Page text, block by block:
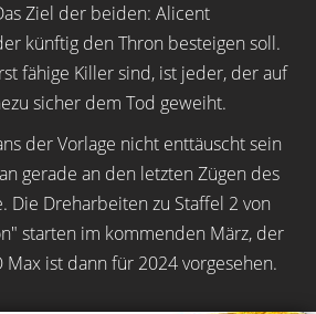
Ziel der beiden: Alicent
künftig den Thron besteigen soll.
fähige Killer sind, ist jeder, der auf
sicher dem Tod geweiht.
der Vorlage nicht enttäuscht sein
gerade an den letzten Zügen des
Die Dreharbeiten zu Staffel 2 von
starten im kommenden März, der
ist dann für 2024 vorgesehen.